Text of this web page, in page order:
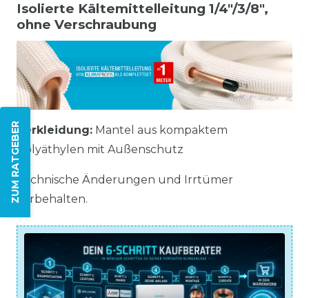
ZUM RATGEBER
Isolierte Kältemittelleitung 1/4"/3/8",
ohne Verschraubung
Verkleidung: Mantel aus kompaktem
Polyäthylen mit Außenschutz
Technische Änderungen und Irrtümer
vorbehalten.